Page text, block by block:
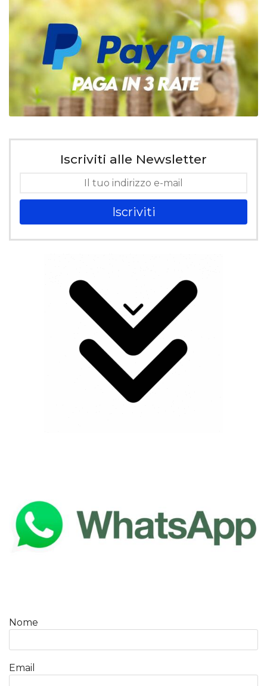
Iscriviti alle Newsletter
Iscriviti
Nome
Email